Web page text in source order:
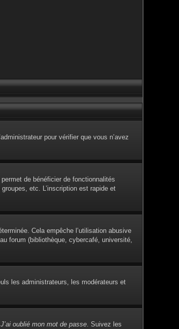
pour vérifier que vous n’avez
de bénéficier de fonctionnalités
etc. L’inscription est rapide et
Cela empêche l’utilisation abusive
forum (bibliothèque, cybercafé, université,
les administrateurs, les modérateurs et
J’ai oublié mon mot de passe. Suivez les